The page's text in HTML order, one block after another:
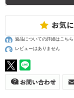
返品についての詳細はこちら
レビューはありません